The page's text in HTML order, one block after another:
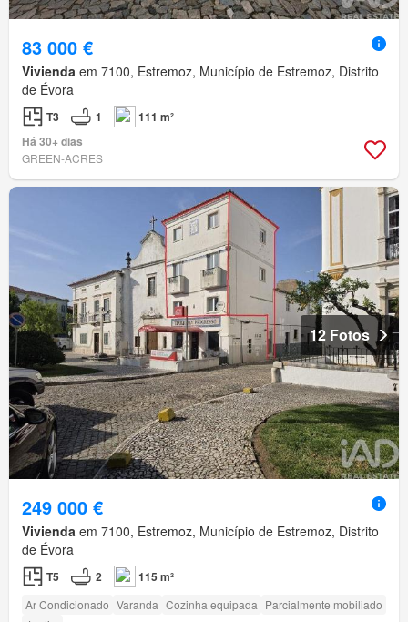
83 000 €
Vivienda em 7100, Estremoz, Município de Estremoz, Distrito
de Évora
T3 1
111 m²
Há 30+ dias
GREEN-ACRES
12 Fotos
249 000 €
Vivienda em 7100, Estremoz, Município de Estremoz, Distrito
de Évora
T5 2 115 m²
Ar Condicionado Varanda Cozinha equipada Parcialmente mobiliado